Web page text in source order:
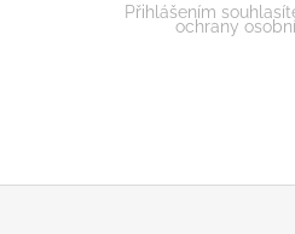
Přihlášením
ochrany